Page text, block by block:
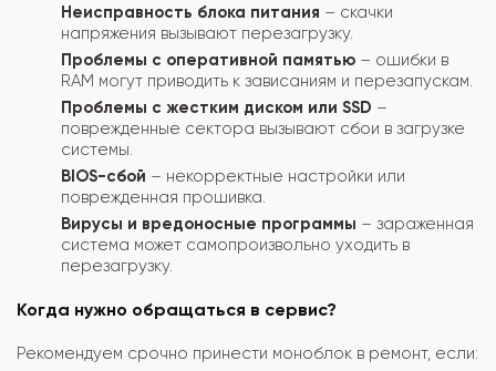
Неисправность блока питания – скачки
напряжения вызывают перезагрузку.
Проблемы с оперативной памятью – ошибки в
RAM могут приводить к зависаниям и перезапускам.
Проблемы с жестким диском или SSD –
поврежденные сектора вызывают сбои в загрузке
системы.
BIOS-сбой – некорректные настройки или
поврежденная прошивка.
Вирусы и вредоносные программы – зараженная
система может самопроизвольно уходить в
перезагрузку.
Когда нужно обращаться в сервис?
Рекомендуем срочно принести моноблок в ремонт, если: